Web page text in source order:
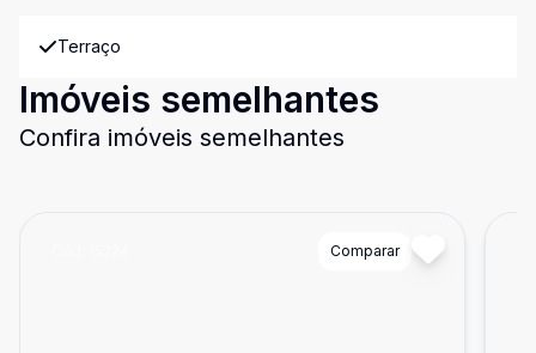
Terraço
Imóveis semelhantes
Confira imóveis semelhantes
Comparar